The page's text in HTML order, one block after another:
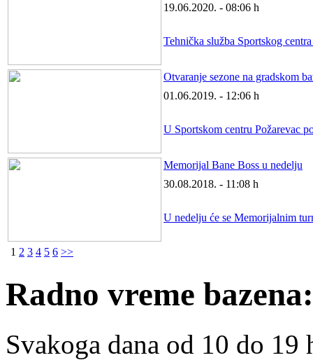
19.06.2020. - 08:06 h
Tehnička služba Sportskog
Otvaranje sezone na gradskom
01.06.2019. - 12:06 h
U Sportskom centru Požarevac
Memorijal Bane Boss u nedelju
30.08.2018. - 11:08 h
U nedelju će se Memorijalnim
1 2 3 4 5 6 >>
Radno vreme bazena:
Svakoga dana od 10 do 19